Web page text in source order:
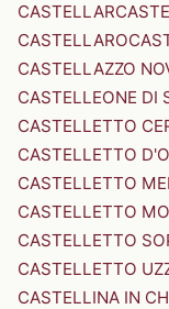
CASTELLAR
CASTELLARO
CASTELLAZZO
CASTELLEONE DI
CASTELLETTO
CASTELLETTO
CASTELLETTO
CASTELLETTO
CASTELLETTO
CASTELLETTO
CASTELLINA IN